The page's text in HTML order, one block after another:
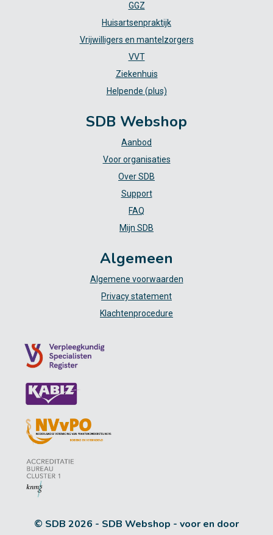
GGZ
Huisartsenpraktijk
Vrijwilligers en mantelzorgers
VVT
Ziekenhuis
Helpende (plus)
SDB Webshop
Aanbod
Voor organisaties
Over SDB
Support
FAQ
Mijn SDB
Algemeen
Algemene voorwaarden
Privacy statement
Klachtenprocedure
© SDB 2026 - SDB Webshop - voor en door